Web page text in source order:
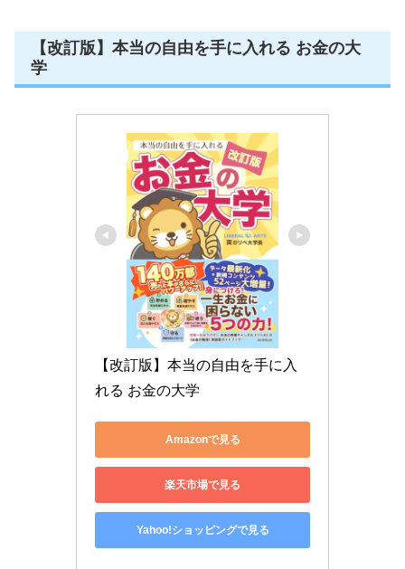
【改訂版】本当の自由を手に入れる お金の大
学
【改訂版】本当の自由を手に入
れる お金の大学
Amazonで見る
楽天市場で見る
Yahoo!ショッピングで見る